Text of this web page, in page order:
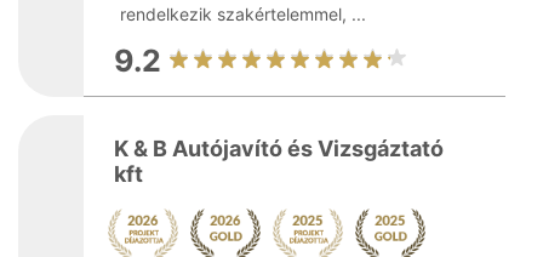
rendelkezik szakértelemmel, ...
9.2
K & B Autójavító és Vizsgáztató
kft